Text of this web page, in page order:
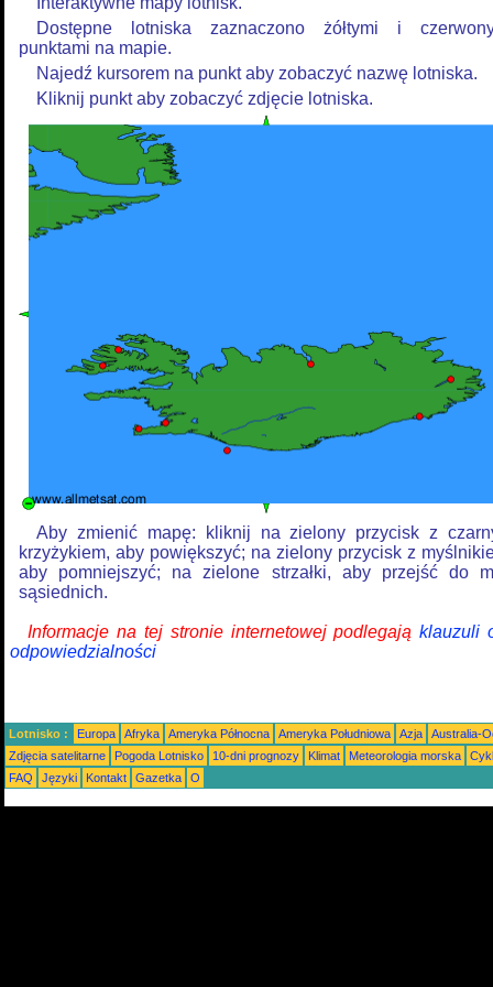
Dostępne lotniska zaznaczono żółtymi i
punktami na mapie.
Najedź kursorem na punkt aby zobaczyć nazwę lotniska.
Kliknij punkt aby zobaczyć zdjęcie lotniska.
Aby zmienić mapę: kliknij na zielony przycisk z
krzyżykiem, aby powiększyć; na zielony przycisk z
aby pomniejszyć; na zielone strzałki, aby przejść do
sąsiednich.
Informacje na tej stronie internetowej podlegająklauzuli
odpowiedzialności
Lotnisko : Europa Afryka Ameryka Północna Ameryka Południowa Azja
Australia-
Zdjęcia satelitarne
Pogoda Lotnisko 10-dni prognozy Klimat Meteorologia morska
FAQ
Języki Kontakt Gazetka O